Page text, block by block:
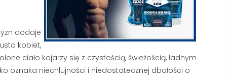
dodaje
kobiet,
ciało kojarzy się z czystością, świeżością, ładnym
oznaka niechlujności i niedostatecznej dbałości o